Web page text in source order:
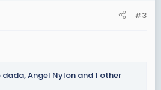
#3
dada,Angel Nylon and 1 other